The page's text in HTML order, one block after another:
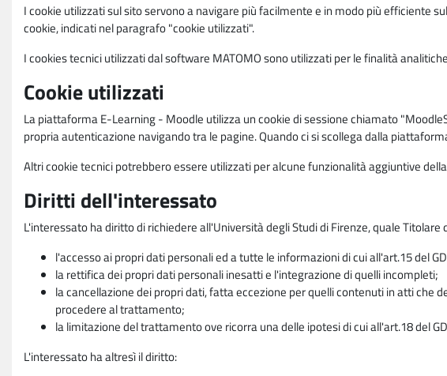
I cookie utilizzati sul sito servono a navigare più facilmente e in modo più efficiente
cookie, indicati nel paragrafo "cookie utilizzati".
I cookies tecnici utilizzati dal software MATOMO sono utilizzati per le finalità
Cookie utilizzati
La piattaforma E-Learning - Moodle utilizza un cookie di sessione chiamato
propria autenticazione navigando tra le pagine. Quando ci si scollega dalla
Altri cookie tecnici potrebbero essere utilizzati per alcune funzionalità aggiuntive
Diritti dell'interessato
L'interessato ha diritto di richiedere all'Università degli Studi di Firenze, quale
l'accesso ai propri dati personali ed a tutte le informazioni di cui all'art.15 del
la rettifica dei propri dati personali inesatti e l'integrazione di quelli incompleti;
la cancellazione dei propri dati, fatta eccezione per quelli contenuti in atti
procedere al trattamento;
la limitazione del trattamento ove ricorra una delle ipotesi di cui all'art.18 del
L'interessato ha altresì il diritto: